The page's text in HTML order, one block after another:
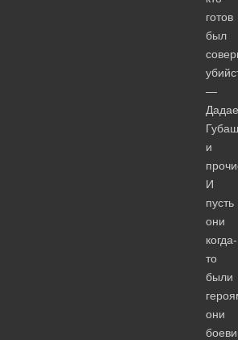
готов
был
—
и
И
пусть
они
когда-
то
были
они